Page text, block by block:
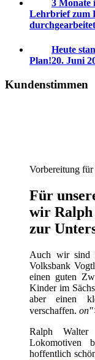
3 Monate
Lehrbrief zum
Heute
Plan!20. Juni
Kundenstimmen
Vorbereitung
Für
wir Ralph
zur
Auch wir sind
Volksbank
einen guten
Kinder im
aber einen
verschaffen.
Ralph
Lokomotiven
hoffentlich